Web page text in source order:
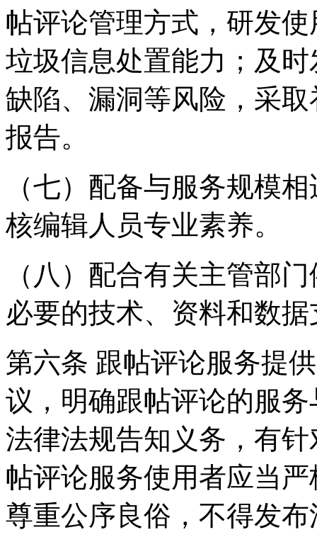
帖评论管理方式，研发
垃圾信息处置能力；及
缺陷、漏洞等风险，采
报告。
（七）配备与服务规模
核编辑人员专业素养。
（八）配合有关主管部
必要的技术、资料和数
第六条 跟帖评论服务提
议，明确跟帖评论的服
法律法规告知义务，有
帖评论服务使用者应当
尊重公序良俗，不得发